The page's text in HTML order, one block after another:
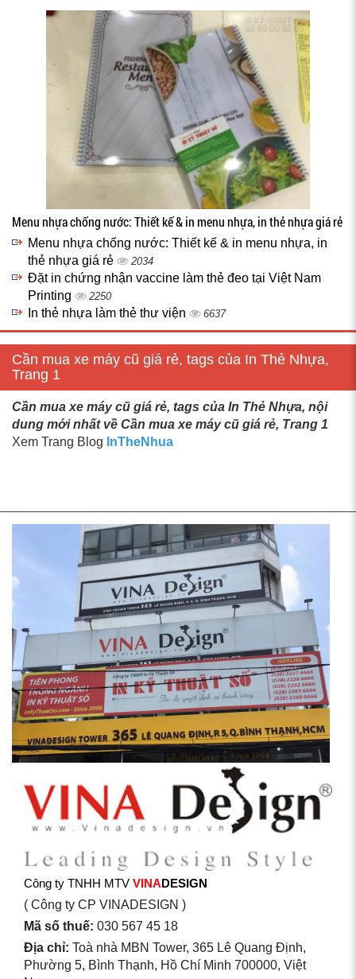
Menu nhựa chống nước: Thiết kế & in menu nhựa, in thẻ nhựa giá rẻ
Menu nhựa chống nước: Thiết kế & in menu nhựa, in
thẻ nhựa giá rẻ
2034
Đặt in chứng nhận vaccine làm thẻ đeo tại Việt Nam
Printing
2250
In thẻ nhựa làm thẻ thư viện 6637
Cần mua xe máy cũ giá rẻ, tags của In Thẻ Nhựa,
Trang 1
Cần mua xe máy cũ giá rẻ, tags của In Thẻ Nhựa, nội
dung mới nhất về Cần mua xe máy cũ giá rẻ, Trang 1
Xem Trang Blog InTheNhua
Công ty TNHH MTV VINADESIGN
( Công ty CP VINADESIGN )
Mã số thuế: 030 567 45 18
Địa chỉ: Toà nhà MBN Tower, 365 Lê Quang Định,
Phường 5, Bình Thạnh, Hồ Chí Minh 700000, Việt